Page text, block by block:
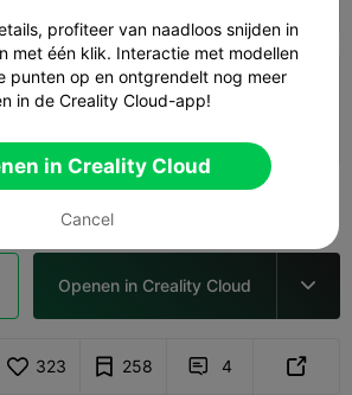
mm laag, 2 wanden, 15% vulling
Openen in Creality Cloud 
323 258  4 
profiteer van naadloos snijden in
met één klik. Interactie met modellen
punten op en ontgrendelt nog meer
in de Creality Cloud-app!
in Creality Cloud
Cancel